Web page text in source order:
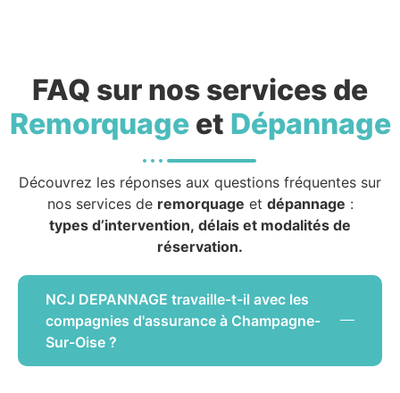
FAQ sur nos services de
Remorquageet Dépannage
Découvrez les réponses aux questions fréquentes sur
nos services de remorquage et dépannage :
types d’intervention, délais et modalités de
réservation.
NCJ DEPANNAGE travaille-t-il avec les
compagnies d'assurance à Champagne-
Sur-Oise ?